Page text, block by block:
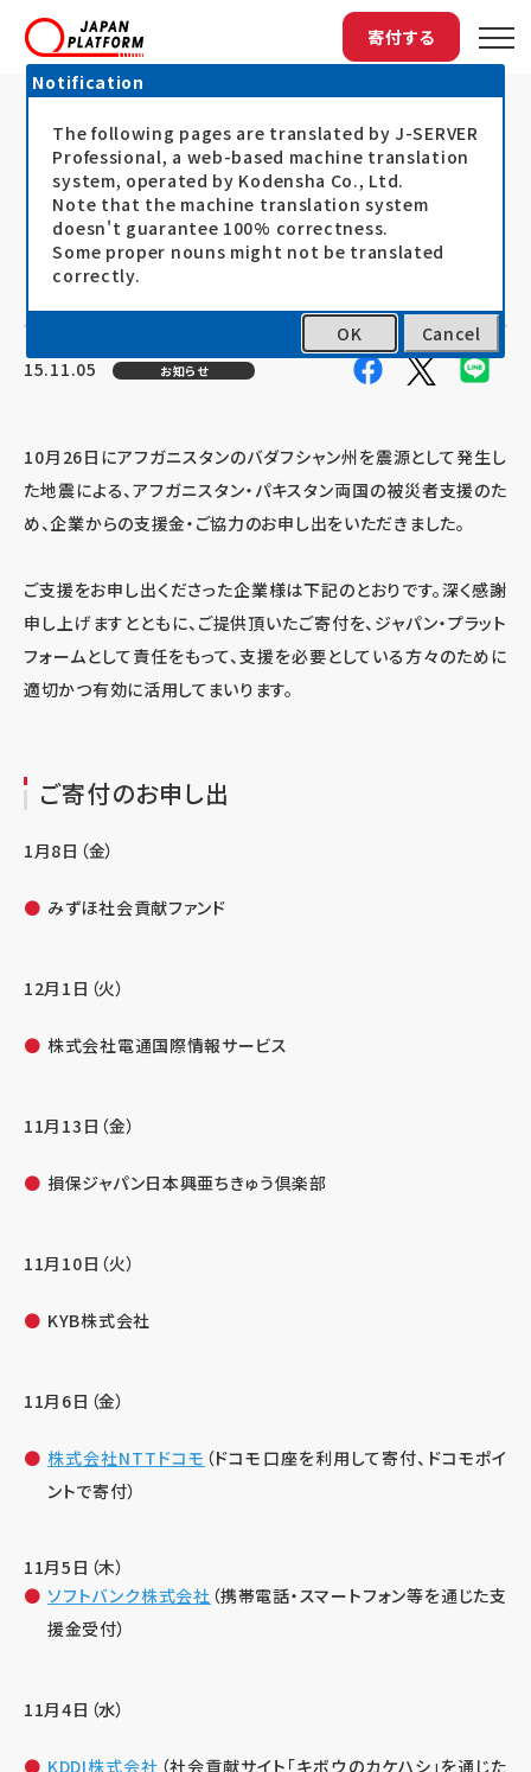
寄付する
トップ 最新情報 「アフガン・パキスタン地震被災者支援20...
「アフガン・パキスタン地震被災者支
援2015」に企業・団体の皆さまからご
寄付・ご協力のお申し出をいただきま
15.11.05 お知らせ
10月26日にアフガニスタンのバダフシャン州を震源として発生し
た地震による、アフガニスタン・パキスタン両国の被災者支援のた
め、企業からの支援金・ご協力のお申し出をいただきました。
ご支援をお申し出くださった企業様は下記のとおりです。深く感謝
申し上げますとともに、ご提供頂いたご寄付を、ジャパン・プラット
フォームとして責任をもって、支援を必要としている方々のために
適切かつ有効に活用してまいります。
ご寄付のお申し出
1月8日（金）
みずほ社会貢献ファンド
12月1日（火）
株式会社電通国際情報サービス
11月13日（金）
損保ジャパン日本興亜ちきゅう倶楽部
11月10日（火）
KYB株式会社
11月6日（金）
株式会社NTTドコモ （ドコモ口座を利用して寄付、ドコモポイ
ントで寄付）
11月5日（木）
ソフトバンク株式会社 （携帯電話・スマートフォン等を通じた支
援金受付）
11月4日（水）
KDDI株式会社 （社会貢献サイト「キボウのカケハシ」を通じた
Notification
The following pages are translated by J-SERVER
Professional, a web-based machine translation
system, operated by Kodensha Co., Ltd.
Note that the machine translation system
doesn't guarantee 100% correctness.
Some proper nouns might not be translated
correctly.
OK Cancel